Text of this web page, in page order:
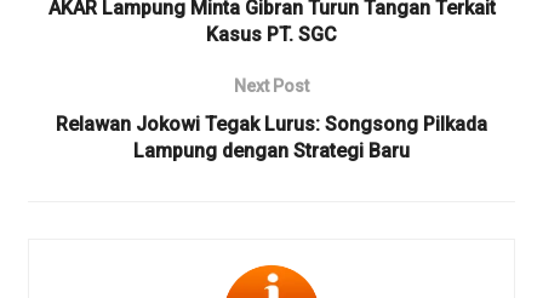
AKAR Lampung Minta Gibran Turun Tangan Terkait
Kasus PT. SGC
Next Post
Relawan Jokowi Tegak Lurus: Songsong Pilkada
Lampung dengan Strategi Baru